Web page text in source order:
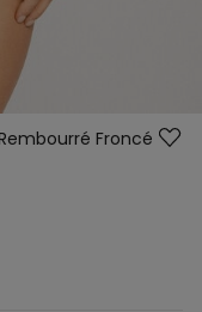
Froncé